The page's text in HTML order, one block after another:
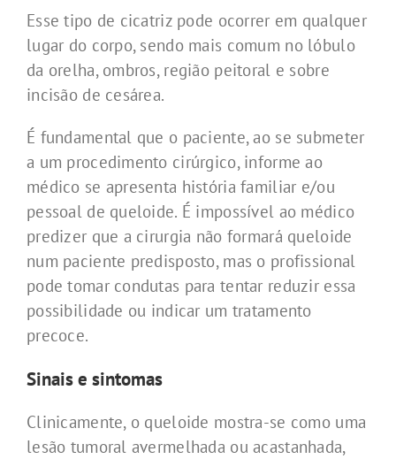
Esse tipo de cicatriz pode ocorrer em qualquer
lugar do corpo, sendo mais comum no lóbulo
da orelha, ombros, região peitoral e sobre
incisão de cesárea.
É fundamental que o paciente, ao se submeter
a um procedimento cirúrgico, informe ao
médico se apresenta história familiar e/ou
pessoal de queloide. É impossível ao médico
predizer que a cirurgia não formará queloide
num paciente predisposto, mas o profissional
pode tomar condutas para tentar reduzir essa
possibilidade ou indicar um tratamento
precoce.
Sinais e sintomas
Clinicamente, o queloide mostra-se como uma
lesão tumoral avermelhada ou acastanhada,